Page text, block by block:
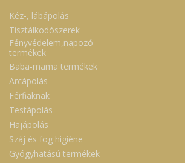
Kéz-, lábápolás
Tisztálkodószerek
Fényvédelem,napozó
termékek
Baba-mama termékek
Arcápolás
Férfiaknak
Testápolás
Hajápolás
Száj és fog higiéne
Gyógyhatású termékek